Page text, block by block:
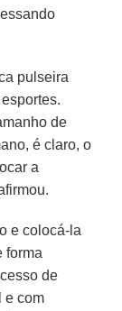
pulseira
de
é claro, o
a
e colocá-la
forma
de
e com